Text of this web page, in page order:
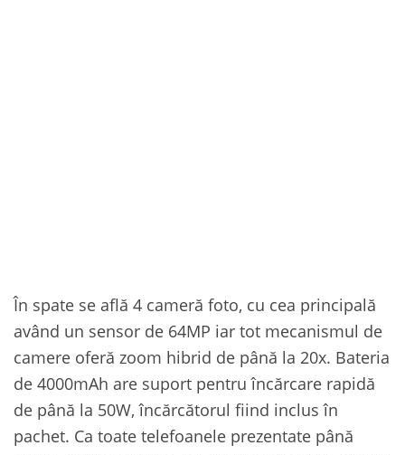
În spate se află 4 cameră foto, cu cea principală
având un sensor de 64MP iar tot mecanismul de
camere oferă zoom hibrid de până la 20x. Bateria
de 4000mAh are suport pentru încărcare rapidă
de până la 50W, încărcătorul fiind inclus în
pachet. Ca toate telefoanele prezentate până